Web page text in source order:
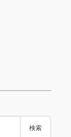
検索